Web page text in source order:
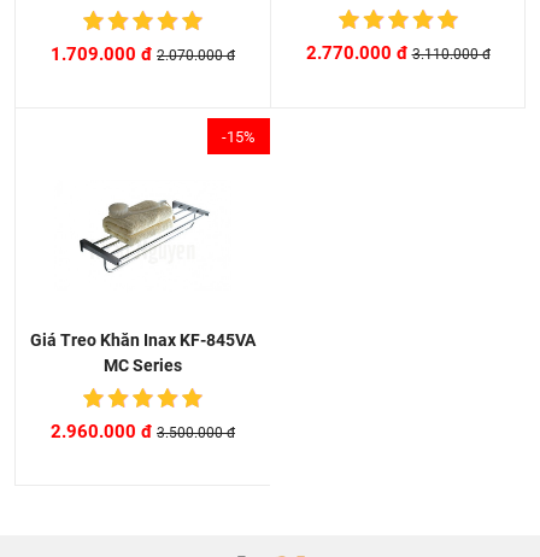
1.709.000 đ 2.070.000 đ 2.770.000 đ 3.110.000 đ
-15%
Giá Treo Khăn Inax KF-845VA
MC Series
2.960.000 đ 3.500.000 đ